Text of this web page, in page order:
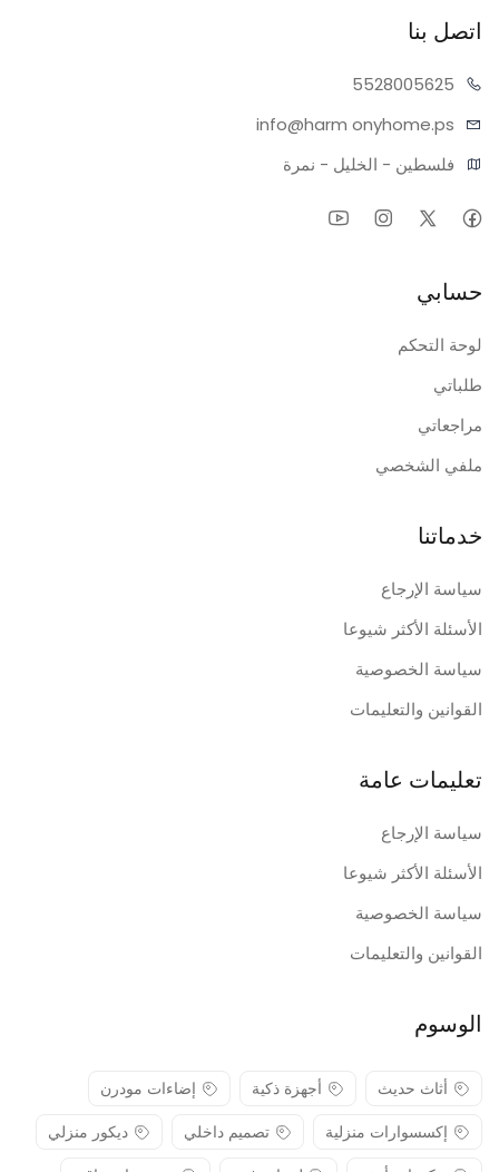
اتصل بنا
05625
55280
info@harm onyhome.ps
فلسطين - الخليل - نمرة
حسابي
لوحة التحكم
طلباتي
مراجعاتي
ملفي الشخصي
خدماتنا
سياسة الإرجاع
الأسئلة الأكثر شيوعا
سياسة الخصوصية
القوانين والتعليمات
تعليمات عامة
سياسة الإرجاع
الأسئلة الأكثر شيوعا
سياسة الخصوصية
القوانين والتعليمات
الوسوم
أثاث حديث أجهزة ذكية
إضاءات مودرن
إكسسوارات منزلية
تصميم داخلي
ديكور منزلي